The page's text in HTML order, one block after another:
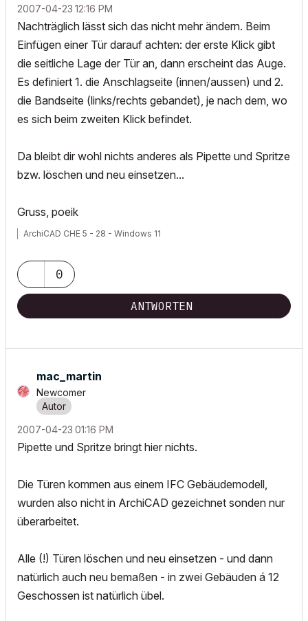
‎2007-04-23 12:16 PM
Nachträglich lässt sich das nicht mehr ändern. Beim
Einfügen einer Tür darauf achten: der erste Klick gibt
die seitliche Lage der Tür an, dann erscheint das Auge.
Es definiert 1. die Anschlagseite (innen/aussen) und 2.
die Bandseite (links/rechts gebandet), je nach dem, wo
es sich beim zweiten Klick befindet.
Da bleibt dir wohl nichts anderes als Pipette und Spritze
bzw. löschen und neu einsetzen...
Gruss, poeik
ArchiCAD CHE 5 - 28 - Windows 11
0
ANTWORTEN
mac_martin
Newcomer
‎2007-04-23 01:16 PM
Pipette und Spritze bringt hier nichts.
Die Türen kommen aus einem IFC Gebäudemodell,
wurden also nicht in ArchiCAD gezeichnet sonden nur
überarbeitet.
Alle (!) Türen löschen und neu einsetzen - und dann
natürlich auch neu bemaßen - in zwei Gebäuden á 12
Geschossen ist natürlich übel.